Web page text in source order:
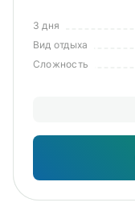
3 дня
Вид отдыха
Сложность